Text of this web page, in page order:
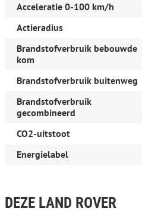
Auto gezien? Bij interesse
nemen.
Inruil van uw huidige auto is
WIJ ZIJN UITSLUITEND OP
Bezichtiging uitsluitend op
Aan de in de advertenties
kunnen op geen enkele wijze
getoonde is onder voorbehoud
Acceleratie 0-100 km/h
Actieradius
Brandstofverbruik bebouwde
kom
Brandstofverbruik buitenweg
Brandstofverbruik
gecombineerd
CO2-uitstoot
Energielabel
DEZE LAND ROVER